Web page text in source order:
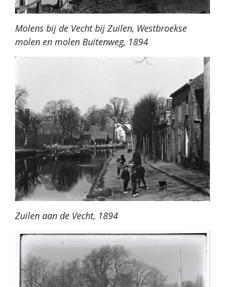
Molens bij de Vecht bij Zuilen, Westbroekse
molen en molen Buitenweg, 1894
Zuilen aan de Vecht, 1894